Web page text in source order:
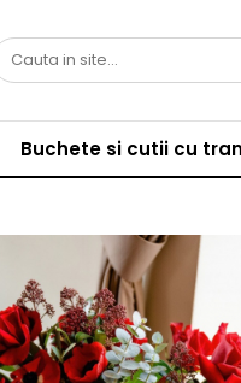
Buchete si cutii cu